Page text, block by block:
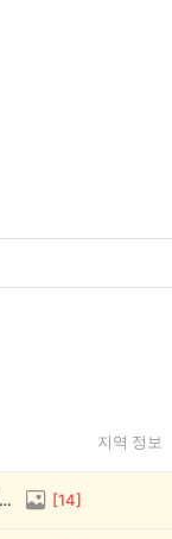
지역 정보
전원 1,000캐시! 🥳 우리 동네 썰전 14회차 OPEN (~8/17) [14]